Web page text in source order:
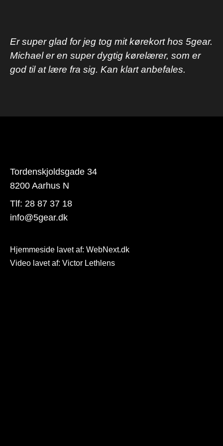
Er super glad for jeg tog mit kørekort hos 5gear.
Michael er en super dygtig kørelærer, som er
god til at lære fra sig. Kan klart anbefales.
Tordenskjoldsgade 34
8200 Aarhus N
Tlf: 28 87 37 18
info@5gear.dk
Hjemmeside lavet af: WebNext.dk
Video lavet af: Victor Lethlens